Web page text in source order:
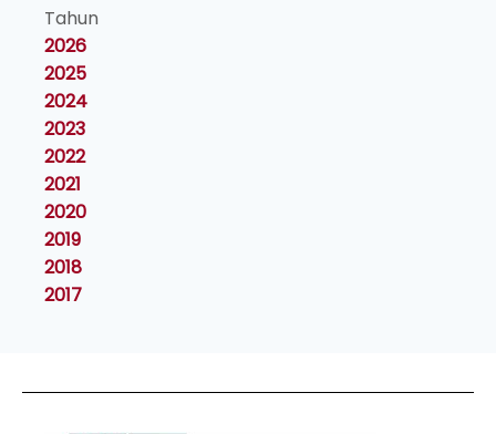
Tahun
2026
2025
2024
2023
2022
2021
2020
2019
2018
2017